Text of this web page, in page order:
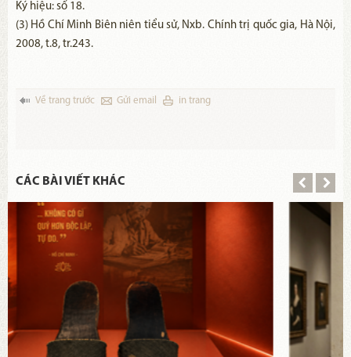
Ký hiệu: số 18.
(3) Hồ Chí Minh Biên niên tiểu sử, Nxb. Chính trị quốc gia, Hà Nội,
2008, t.8, tr.243.
Về trang trước Gửi email in trang
CÁC BÀI VIẾT KHÁC